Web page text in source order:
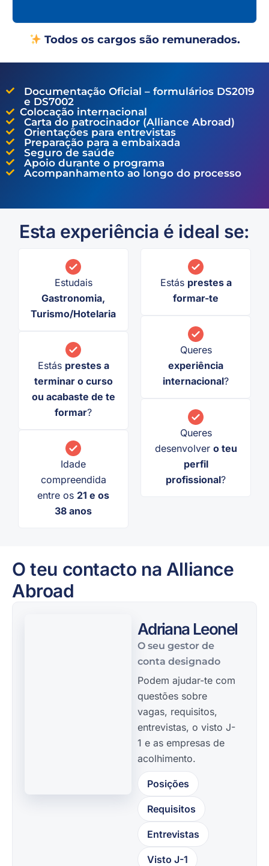
Todos os cargos são remunerados.
Documentação Oficial – formulários DS2019
e DS7002
Colocação internacional
Carta do patrocinador (Alliance Abroad)
Orientações para entrevistas
Preparação para a embaixada
Seguro de saúde
Apoio durante o programa
Acompanhamento ao longo do processo
Esta experiência é ideal se:
Estudais
Gastronomia,
Turismo/Hotelaria
Estás prestes a
terminar o curso
ou acabaste de te
formar?
Idade
compreendida
entre os 21 e os
38 anos
Estás prestes a
formar-te
Queres
experiência
internacional?
Queres
desenvolver o teu
perfil
profissional?
O teu contacto na Alliance
Abroad
Adriana Leonel
O seu gestor de
conta designado
Podem ajudar-te com
questões sobre
vagas, requisitos,
entrevistas, o visto J-
1 e as empresas de
acolhimento.
Posições
Requisitos
Entrevistas
Visto J-1